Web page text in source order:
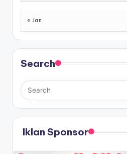
« Jan
Search
Iklan Sponsor